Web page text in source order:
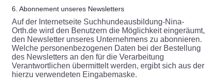
6. Abonnement unseres Newsletters
Auf der Internetseite Suchhundeausbildung-Nina-
Orth.de wird den Benutzern die Möglichkeit eingeräumt,
den Newsletter unseres Unternehmens zu abonnieren.
Welche personenbezogenen Daten bei der Bestellung
des Newsletters an den für die Verarbeitung
Verantwortlichen übermittelt werden, ergibt sich aus der
hierzu verwendeten Eingabemaske.